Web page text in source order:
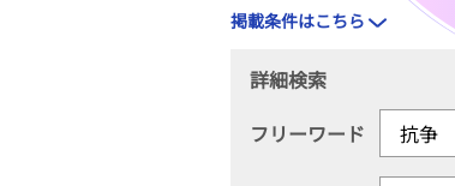
掲載条件はこちら
詳細検索
フリーワード